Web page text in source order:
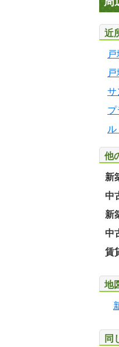
近
サ
プ
他
新
中
新
中
賃
地
同